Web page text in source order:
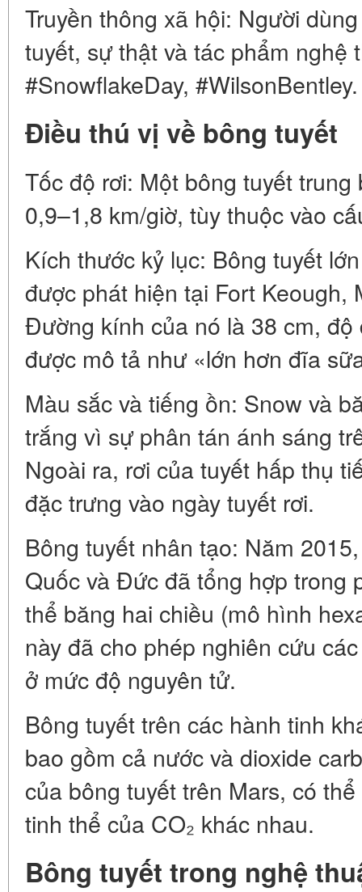
Truyền thông xã hội: Người
tuyết, sự thật và tác phẩm nghệ
#SnowflakeDay, #WilsonBentley.
Điều thú vị về bông tuyết
Tốc độ rơi: Một bông tuyết
0,9–1,8 km/giờ, tùy thuộc vào
Kích thước kỷ lục: Bông tuyết
được phát hiện tại Fort Keough,
Đường kính của nó là 38 cm,
được mô tả như «lớn hơn đĩa
Màu sắc và tiếng ồn: Snow và
trắng vì sự phân tán ánh sáng
Ngoài ra, rơi của tuyết hấp thụ
đặc trưng vào ngày tuyết rơi.
Bông tuyết nhân tạo: Năm
Quốc và Đức đã tổng hợp trong
thể băng hai chiều (mô hình
này đã cho phép nghiên cứu
ở mức độ nguyên tử.
Bông tuyết trên các hành tinh
bao gồm cả nước và dioxide
của bông tuyết trên Mars, có
tinh thể của CO₂ khác nhau.
Bông tuyết trong nghệ